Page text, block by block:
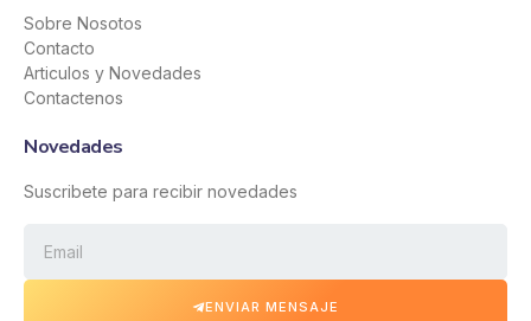
Sobre Nosotos
Contacto
Articulos y Novedades
Contactenos
Novedades
Suscribete para recibir novedades
ENVIAR MENSAJE